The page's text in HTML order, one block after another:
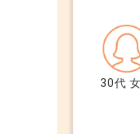
住民票
離婚の
これ
30代